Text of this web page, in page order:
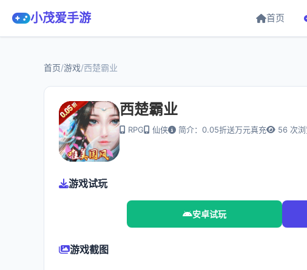
小茂爱手游 首页
首页/游戏/西楚霸业
西楚霸业
RPG 仙侠 简介：0.05折送万元真充 56 次浏
游戏试玩
安卓试玩
游戏截图